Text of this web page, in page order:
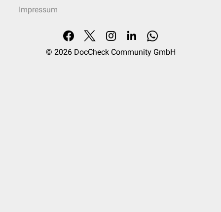
Impressum
© 2026 DocCheck Community GmbH